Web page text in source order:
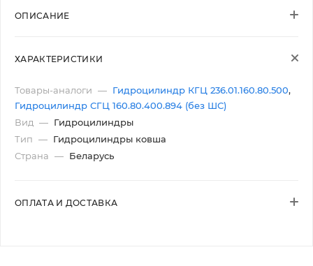
ОПИСАНИЕ
ХАРАКТЕРИСТИКИ
Товары-аналоги — Гидроцилиндр КГЦ 236.01.160.80.500,
Гидроцилиндр СГЦ 160.80.400.894 (без ШС)
Вид — Гидроцилиндры
Тип — Гидроцилиндры ковша
Страна — Беларусь
ОПЛАТА И ДОСТАВКА